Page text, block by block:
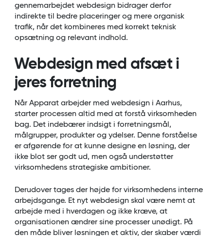
gennemarbejdet webdesign bidrager derfor
indirekte til bedre placeringer og mere organisk
trafik, når det kombineres med korrekt teknisk
opsætning og relevant indhold.
Webdesign med afsæt i
jeres forretning
Når Apparat arbejder med webdesign i Aarhus,
starter processen altid med at forstå virksomheden
bag. Det indebærer indsigt i forretningsmål,
målgrupper, produkter og ydelser. Denne forståelse
er afgørende for at kunne designe en løsning, der
ikke blot ser godt ud, men også understøtter
virksomhedens strategiske ambitioner.
Derudover tages der højde for virksomhedens interne
arbejdsgange. Et nyt webdesign skal være nemt at
arbejde med i hverdagen og ikke kræve, at
organisationen ændrer sine processer unødigt. På
den måde bliver løsningen et aktiv, der skaber værdi